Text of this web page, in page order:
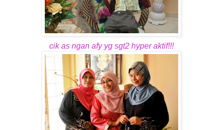
cik as ngan afy yg sgt2 hyper aktif!!!